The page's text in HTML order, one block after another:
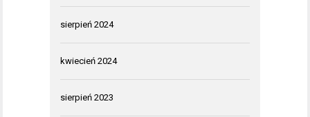
sierpień 2024
kwiecień 2024
sierpień 2023